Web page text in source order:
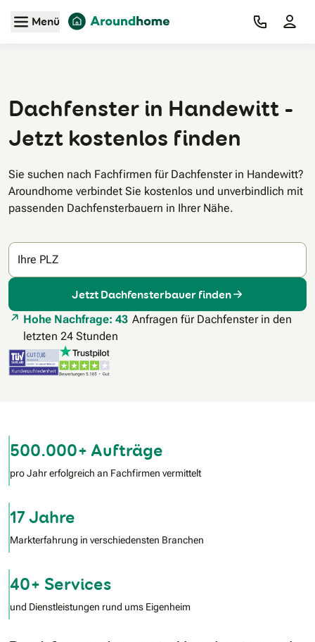
Zum Hauptinhalt
Menü
Dachfenster in Handewitt -
Jetzt kostenlos finden
Sie suchen nach Fachfirmen für Dachfenster in Handewitt?
Aroundhome verbindet Sie kostenlos und unverbindlich mit
passenden Dachfensterbauern in Ihrer Nähe.
Ihre PLZ
Jetzt Dachfensterbauer finden
Hohe Nachfrage: 43 Anfragen für Dachfenster in den
letzten 24 Stunden
500.000+ Aufträge
pro Jahr erfolgreich an Fachfirmen vermittelt
17 Jahre
Markterfahrung in verschiedensten Branchen
40+ Services
und Dienstleistungen rund ums Eigenheim